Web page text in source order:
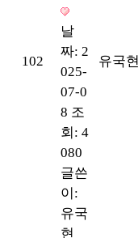
102
날
짜: 2
025-
07-0
8 조
회: 4
080
글쓴
이:
유국
현
유국현